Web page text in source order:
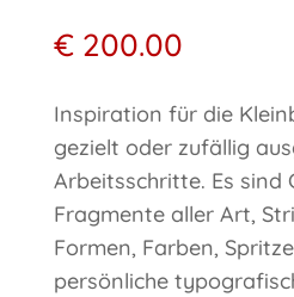
€200.00
Inspiration für die
gezielt oder zufällig
Arbeitsschritte. Es sind
Fragmente aller Art,
Formen, Farben,
persönliche